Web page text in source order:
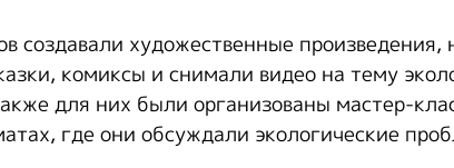
создавали художественные произведения,
комиксы и снимали видео на тему
для них были организованы мастер-
где они обсуждали экологические